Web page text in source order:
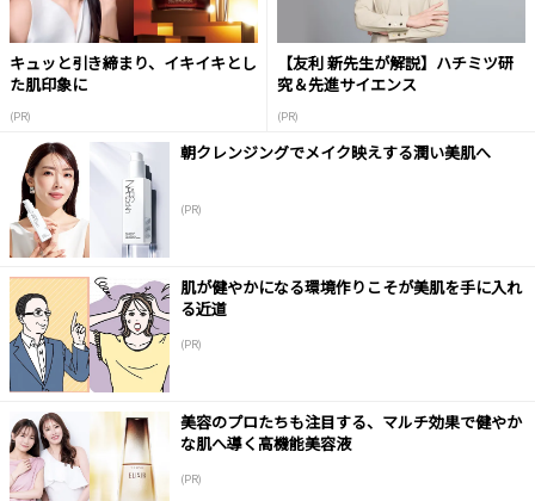
キュッと引き締まり、イキイキとし
た肌印象に
(PR)
【友利 新先生が解説】ハチミツ研
究＆先進サイエンス
(PR)
朝クレンジングでメイク映えする潤い美肌へ
(PR)
肌が健やかになる環境作りこそが美肌を手に入れ
る近道
(PR)
美容のプロたちも注目する、マルチ効果で健やか
な肌へ導く高機能美容液
(PR)